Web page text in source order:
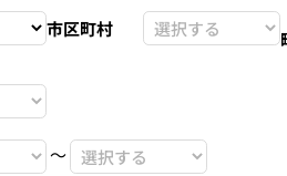
市区町村
〜